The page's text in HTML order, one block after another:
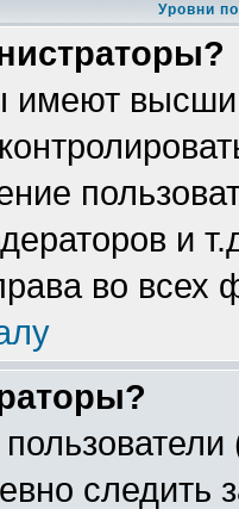
Уровни
имеют
и
во всех
следить